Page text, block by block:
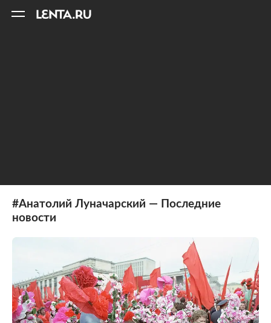
#Анатолий Луначарский — Последние
новости